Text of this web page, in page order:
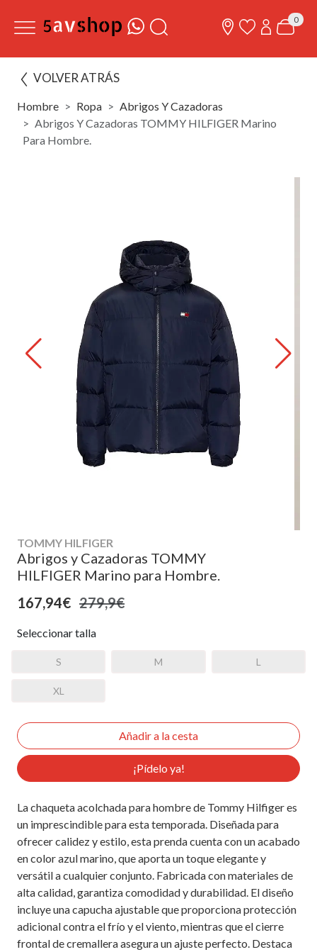
0
VOLVER ATRÁS
Hombre Ropa
Abrigos Y Cazadoras
Abrigos Y Cazadoras TOMMY HILFIGER Marino
Para Hombre.
TOMMY HILFIGER
Abrigos y Cazadoras TOMMY
HILFIGER Marino para Hombre.
167,94€ 279,9€
Seleccionar talla
S M L
XL
¡Pídelo ya!
La chaqueta acolchada para hombre de Tommy Hilfiger es
un imprescindible para esta temporada. Diseñada para
ofrecer calidez y estilo, esta prenda cuenta con un acabado
en color azul marino, que aporta un toque elegante y
versátil a cualquier conjunto. Fabricada con materiales de
alta calidad, garantiza comodidad y durabilidad. El diseño
incluye una capucha ajustable que proporciona protección
adicional contra el frío y el viento, mientras que el cierre
frontal de cremallera asegura un ajuste perfecto. Destaca